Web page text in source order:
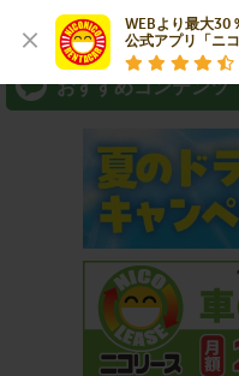
WEBより最大30
公式アプリ「ニコ
⇒ アプリなら
おすすめコンテンツ